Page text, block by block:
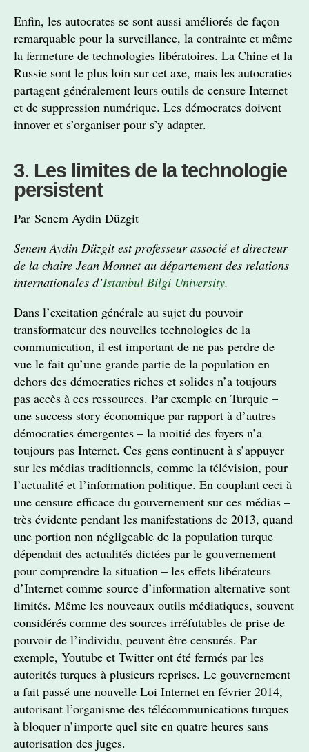
Enfin, les autocrates se sont aussi améliorés de façon
remarquable pour la surveillance, la contrainte et même
la fermeture de technologies libératoires. La Chine et la
Russie sont le plus loin sur cet axe, mais les autocraties
partagent généralement leurs outils de censure Internet
et de suppression numérique. Les démocrates doivent
innover et s’organiser pour s’y adapter.
3. Les limites de la technologie
persistent
Par Senem Aydin Düzgit
Senem Aydin Düzgit est professeur associé et directeur
de la chaire Jean Monnet au département des relations
internationales d’Istanbul Bilgi University.
Dans l’excitation générale au sujet du pouvoir
transformateur des nouvelles technologies de la
communication, il est important de ne pas perdre de
vue le fait qu’une grande partie de la population en
dehors des démocraties riches et solides n’a toujours
pas accès à ces ressources. Par exemple en Turquie –
une success story économique par rapport à d’autres
démocraties émergentes – la moitié des foyers n’a
toujours pas Internet. Ces gens continuent à s’appuyer
sur les médias traditionnels, comme la télévision, pour
l’actualité et l’information politique. En couplant ceci à
une censure efficace du gouvernement sur ces médias –
très évidente pendant les manifestations de 2013, quand
une portion non négligeable de la population turque
dépendait des actualités dictées par le gouvernement
pour comprendre la situation – les effets libérateurs
d’Internet comme source d’information alternative sont
limités. Même les nouveaux outils médiatiques, souvent
considérés comme des sources irréfutables de prise de
pouvoir de l’individu, peuvent être censurés. Par
exemple, Youtube et Twitter ont été fermés par les
autorités turques à plusieurs reprises. Le gouvernement
a fait passé une nouvelle Loi Internet en février 2014,
autorisant l’organisme des télécommunications turques
à bloquer n’importe quel site en quatre heures sans
autorisation des juges.